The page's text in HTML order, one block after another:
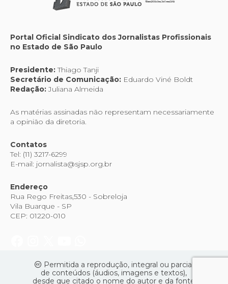
Portal Oficial Sindicato dos Jornalistas Profissionais
no Estado de São Paulo
Presidente:Thiago Tanji
Secretário de Comunicação: Eduardo Viné Boldt
Redação:Juliana Almeida
As matérias assinadas não representam necessariamente
a opinião da diretoria.
Contatos
Tel: (11) 3217-6299
E-mail: jornalista@sjsp.org.br
Endereço
Rua Rego Freitas,530 - Sobreloja
Vila Buarque - SP
CEP: 01220-010
Permitida a reprodução, integral ou parcial
de conteúdos (áudios, imagens e textos),
desde que citado o nome do autor e da fonte